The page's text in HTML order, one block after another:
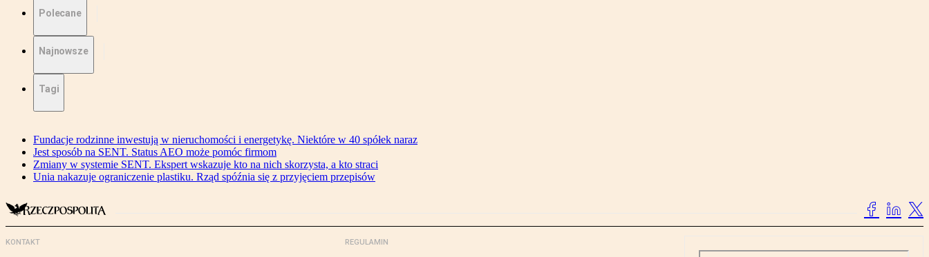
Polecane
Najnowsze
Tagi
Fundacje rodzinne inwestują w nieruchomości i energetykę. Niektóre w 40 spółek naraz
Jest sposób na SENT. Status AEO może pomóc firmom
Zmiany w systemie SENT. Ekspert wskazuje kto na nich skorzysta, a kto straci
Unia nakazuje ograniczenie plastiku. Rząd spóźnia się z przyjęciem przepisów
KONTAKT REGULAMIN